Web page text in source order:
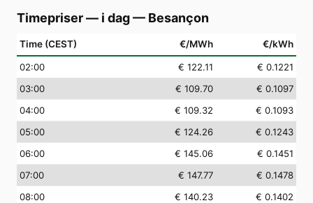
Timepriser — i dag— Besançon
Time (CEST) €/MWh €/kWh
02:00 € 122.11
€ 0.1221
03:00 € 109.70
€ 0.1097
04:00 € 109.32
€ 0.1093
05:00 € 124.26
€ 0.1243
06:00 € 145.06
€ 0.1451
07:00 € 147.77
€ 0.1478
08:00 € 140.23
€ 0.1402